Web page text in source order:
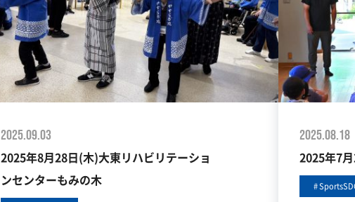
2025.09.03
2025年8月28日(木)大東リハビリテーショ
ンセンターもみの木
2025.08.18
2025年7